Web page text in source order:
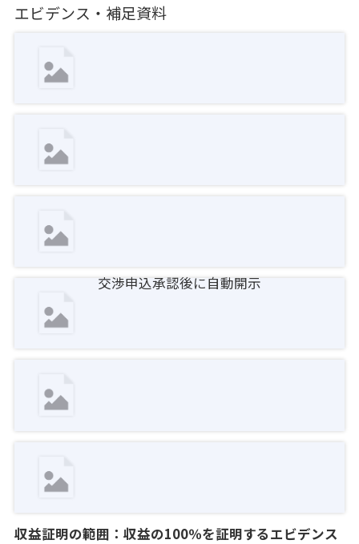
エビデンス・補足資料
交渉申込承認後に自動開示
収益証明の範囲：収益の100％を証明するエビデンス